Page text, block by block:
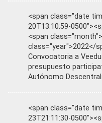
<span class="date
20T13:10:59-
<span
class="year">2022</
Convocatoria a
presupuesto
Autónomo
<span class="date
23T21:11:30-